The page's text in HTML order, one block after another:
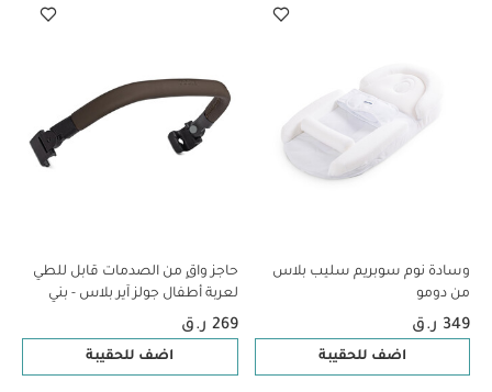
وسادة نوم سوبريم سليب بلاس
من دومو
349 ر.ق
اضف للحقيبة
حاجز واقٍ من الصدمات قابل للطي
لعربة أطفال جولز آير بلاس - بني
متوسط
269 ر.ق
اضف للحقيبة